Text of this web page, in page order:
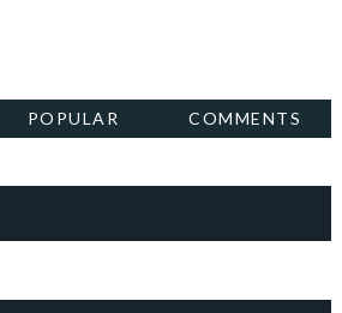
POPULAR COMMENTS